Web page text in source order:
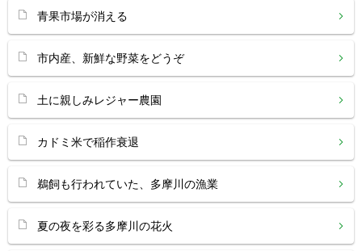
青果市場が消える
市内産、新鮮な野菜をどうぞ
土に親しみレジャー農園
カドミ米で稲作衰退
鵜飼も行われていた、多摩川の漁業
夏の夜を彩る多摩川の花火